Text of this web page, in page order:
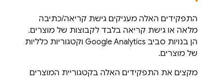
התפקידים האלה מעניקים גישת קריאה/כתיבה
מלאה או גישת קריאה בלבד לקבוצות של מוצרים.
הן בנויות סביב Google Analytics וקטגוריות כלליות
של מוצרים.
מקצים את התפקידים האלה בקטגוריית המוצרים